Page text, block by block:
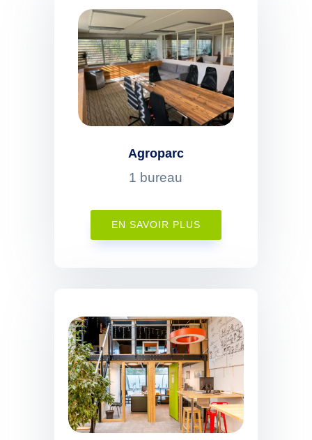
Agroparc
1 bureau
EN SAVOIR PLUS